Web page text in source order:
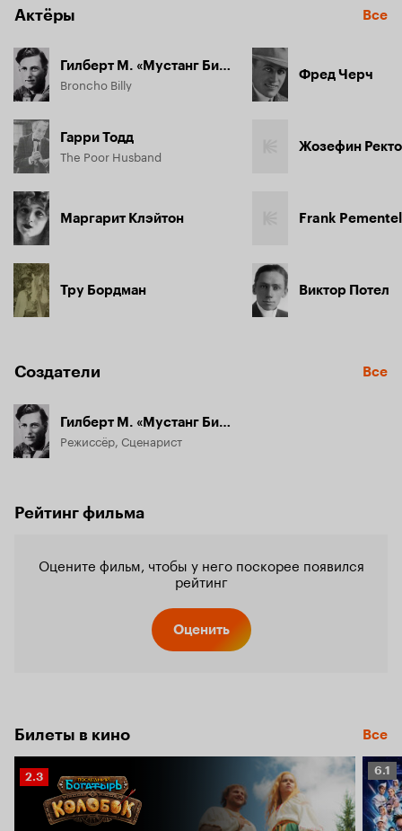
Актёры Все
Гилберт М. «Мустанг Билли» Андерсон
Broncho Billy
Гарри Тодд
The Poor Husband
Маргарит Клэйтон
Тру Бордман
Фред Черч
Жозефин
Frank Pementel
Виктор Потел
Создатели Все
Гилберт М. «Мустанг Билли» Андерсон
Режиссёр, Сценарист
Рейтинг фильма
Оцените фильм, чтобы у него поскорее появился
рейтинг
Оценить
Билеты в кино Все
Рейтинг
Кинопоиска
2.3
6.1
6.1